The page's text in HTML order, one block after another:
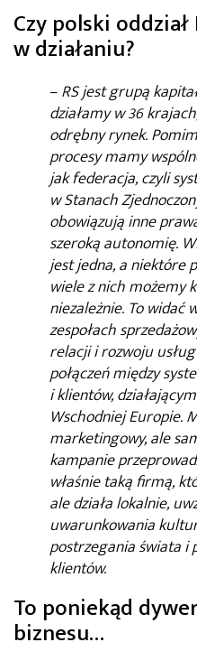
Czy polski
w działaniu?
–RS jest grupą
działamy w 36
odrębny rynek.
procesy mamy
jak federacja, czyli
w Stanach
obowiązują inne
szeroką autonomię.
jest jedna, a niektóre
wiele z nich możemy
niezależnie. To widać
zespołach
relacji i rozwoju
połączeń między
i klientów,
Wschodniej Europie.
marketingowy, ale
kampanie
właśnie taką firmą,
ale działa lokalnie,
uwarunkowania
postrzegania świata i
klientów.
To poniekąd
biznesu…